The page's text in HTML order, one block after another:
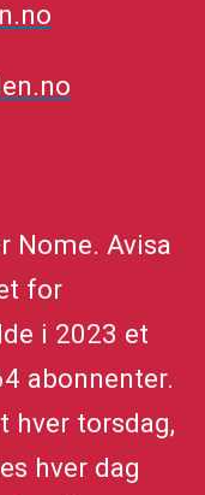
Nome. Avisa
for
i 2023 et
abonnenter.
hver torsdag,
hver dag